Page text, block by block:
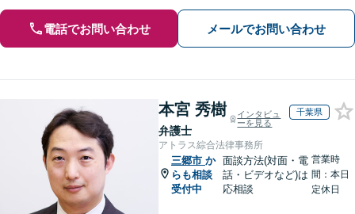
電話でお問い合わせ メールでお問い合わせ
本宮 秀樹
弁護士
インタビュ
ーを見る
千葉県
アトラス綜合法律事務所
三郷市 か
らも相談
受付中
面談方法(対面・電
話・ビデオなど)は
応相談
営業時
間：本日
定休日